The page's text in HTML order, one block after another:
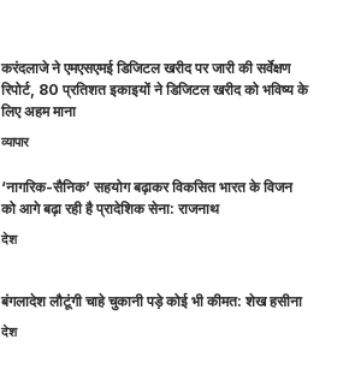
करंदलाजे ने एमएसएमई डिजिटल खरीद पर जारी की सर्वेक्षण
रिपोर्ट, 80 प्रतिशत इकाइयों ने डिजिटल खरीद को भविष्य के
लिए अहम माना
व्यापार
‘नागरिक-सैनिक’ सहयोग बढ़ाकर विकसित भारत के विजन
को आगे बढ़ा रही है प्रादेशिक सेना: राजनाथ
देश
बंगलादेश लौटूंगी चाहे चुकानी पड़े कोई भी कीमत: शेख हसीना
देश